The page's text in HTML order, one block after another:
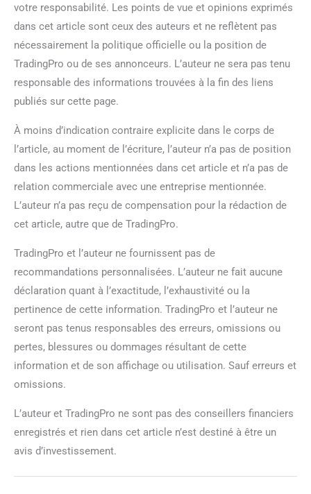
votre responsabilité. Les points de vue et opinions exprimés
dans cet article sont ceux des auteurs et ne reflètent pas
nécessairement la politique officielle ou la position de
TradingPro ou de ses annonceurs. L’auteur ne sera pas tenu
responsable des informations trouvées à la fin des liens
publiés sur cette page.
À moins d’indication contraire explicite dans le corps de
l’article, au moment de l’écriture, l’auteur n’a pas de position
dans les actions mentionnées dans cet article et n’a pas de
relation commerciale avec une entreprise mentionnée.
L’auteur n’a pas reçu de compensation pour la rédaction de
cet article, autre que de TradingPro.
TradingPro et l’auteur ne fournissent pas de
recommandations personnalisées. L’auteur ne fait aucune
déclaration quant à l’exactitude, l’exhaustivité ou la
pertinence de cette information. TradingPro et l’auteur ne
seront pas tenus responsables des erreurs, omissions ou
pertes, blessures ou dommages résultant de cette
information et de son affichage ou utilisation. Sauf erreurs et
omissions.
L’auteur et TradingPro ne sont pas des conseillers financiers
enregistrés et rien dans cet article n’est destiné à être un
avis d’investissement.